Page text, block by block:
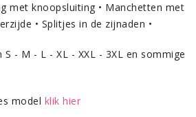
met knoopsluiting • Manchetten met
• Splitjes in de zijnaden •
- M - L - XL - XXL - 3XL en sommige
model klik hier